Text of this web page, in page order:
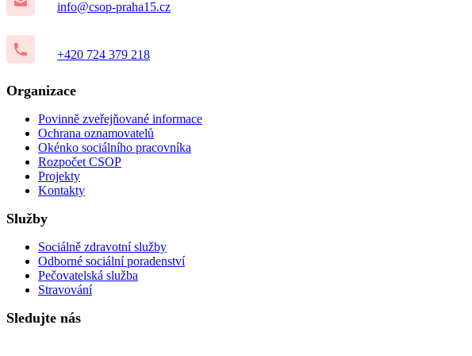
info@csop-praha15.cz
+420 724 379 218
Organizace
Povinně zveřejňované informace
Ochrana oznamovatelů
Okénko sociálního pracovníka
Rozpočet CSOP
Projekty
Kontakty
Služby
Sociálně zdravotní služby
Odborné sociální poradenství
Pečovatelská služba
Stravování
Sledujte nás